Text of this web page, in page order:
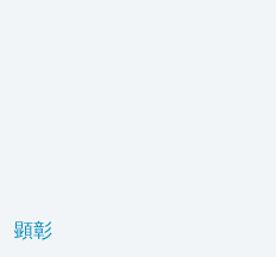
顕彰